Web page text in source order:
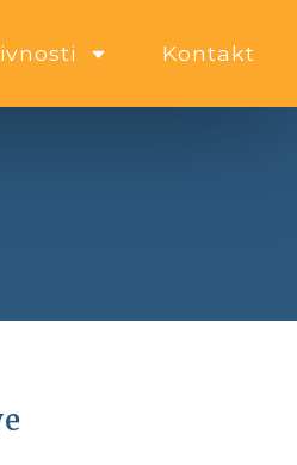
Kontakt